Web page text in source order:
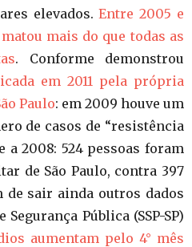
elevados.Entre 2005 e
mais do que todas as
. Conforme demonstrou
em 2011 pela própria
Paulo: em 2009 houve um
de casos de “resistência
a 2008: 524 pessoas foram
de São Paulo, contra 397
de sair ainda outros dados
Pública (SSP-SP)
aumentam pelo 4° mês